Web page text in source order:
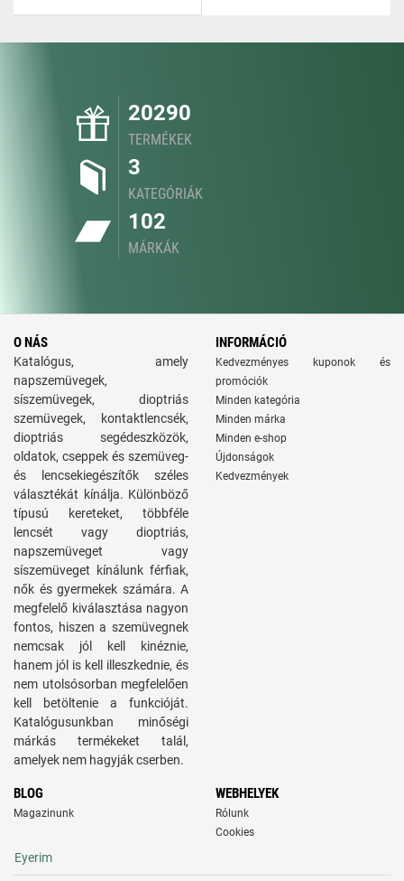
20290
TERMÉKEK
3
KATEGÓRIÁK
102
MÁRKÁK
O NÁS
Katalógus, amely
napszemüvegek,
síszemüvegek, dioptriás
szemüvegek, kontaktlencsék,
dioptriás segédeszközök,
oldatok, cseppek és szemüveg-
és lencsekiegészítők széles
választékát kínálja. Különböző
típusú kereteket, többféle
lencsét vagy dioptriás,
napszemüveget vagy
síszemüveget kínálunk férfiak,
nők és gyermekek számára. A
megfelelő kiválasztása nagyon
fontos, hiszen a szemüvegnek
nemcsak jól kell kinéznie,
hanem jól is kell illeszkednie, és
nem utolsósorban megfelelően
kell betöltenie a funkcióját.
Katalógusunkban minőségi
márkás termékeket talál,
amelyek nem hagyják cserben.
INFORMÁCIÓ
Kedvezményes kuponok és
promóciók
Minden kategória
Minden márka
Minden e-shop
Újdonságok
Kedvezmények
BLOG
Magazinunk
WEBHELYEK
Rólunk
Cookies
Eyerim